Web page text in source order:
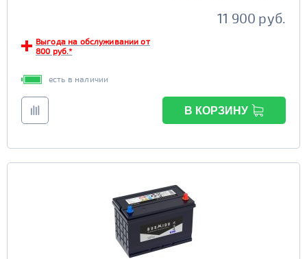
11 900 руб.
Выгода на обслуживании от
800 руб.*
есть в наличии
В КОРЗИНУ